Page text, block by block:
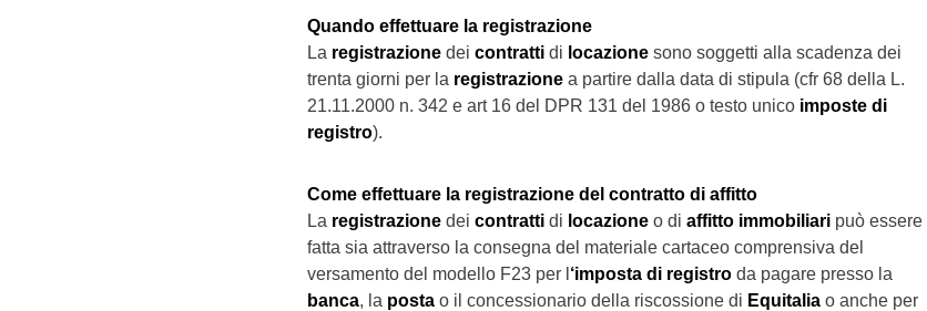
Quando effettuare la registrazione
La registrazione dei contratti di locazione sono soggetti alla scadenza dei
trenta giorni per la registrazione a partire dalla data di stipula (cfr 68 della L.
21.11.2000 n. 342 e art 16 del DPR 131 del 1986 o testo unico imposte di
registro).
Come effettuare la registrazione del contratto di affitto
La registrazione dei contratti di locazione o di affitto immobiliari può essere
fatta sia attraverso la consegna del materiale cartaceo comprensiva del
versamento del modello F23 per l ‘imposta di registro da pagare presso la
banca, la posta o il concessionario della riscossione di Equitalia o anche per